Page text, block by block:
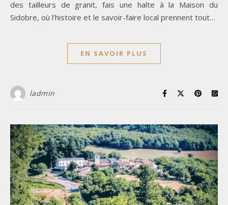
des tailleurs de granit, fais une halte à la Maison du
Sidobre, où l’histoire et le savoir-faire local prennent tout…
EN SAVOIR PLUS
ladmin